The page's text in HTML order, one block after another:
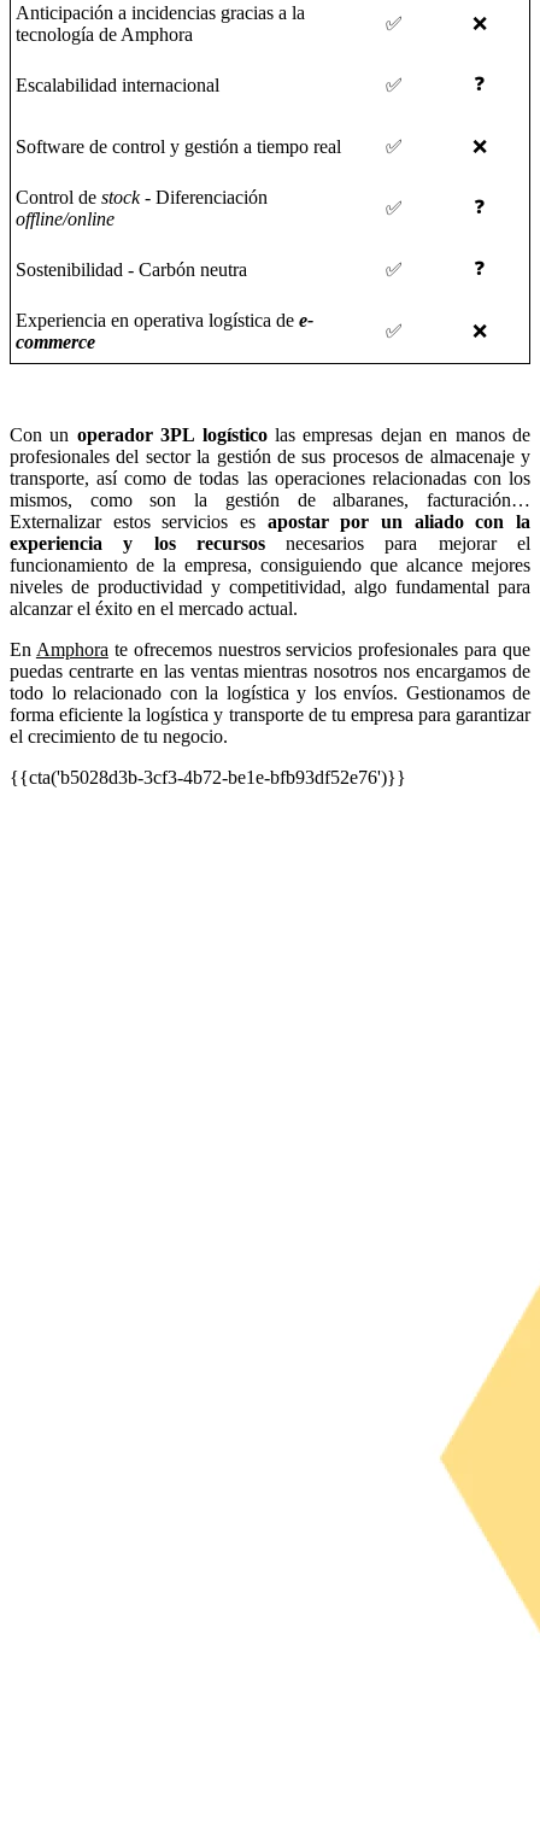
Anticipación a incidencias gracias a la
tecnología de Amphora
✅ ❌
Escalabilidad internacional ✅ ❓
Software de control y gestión a tiempo real ✅ ❌
Control de stock- Diferenciación
offline/online
✅ ❓
Sostenibilidad - Carbón neutra ✅ ❓
Experiencia en operativa logística de e-
commerce
✅ ❌
Con un operador 3PL logísticolas empresas dejan en manos de
profesionales del sector la gestión de sus procesos de almacenaje y
transporte, así como de todas las operaciones relacionadas con los
mismos, como son la gestión de albaranes, facturación…
Externalizar estos servicios es apostar por un aliado con la
experiencia y los recursosnecesarios para mejorar el
funcionamiento de la empresa, consiguiendo que alcance mejores
niveles de productividad y competitividad, algo fundamental para
alcanzar el éxito en el mercado actual.
En Amphora te ofrecemos nuestros servicios profesionales para que
puedas centrarte en las ventas mientras nosotros nos encargamos de
todo lo relacionado con la logística y los envíos. Gestionamos de
forma eficiente la logística y transporte de tu empresa para garantizar
el crecimiento de tu negocio.
{{cta('b5028d3b-3cf3-4b72-be1e-bfb93df52e76')}}